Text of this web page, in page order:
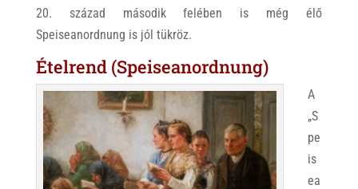
20. század második felében is még élő
Speiseanordnung is jól tükröz.
Ételrend (Speiseanordnung)
A
„S
pe
is
ea